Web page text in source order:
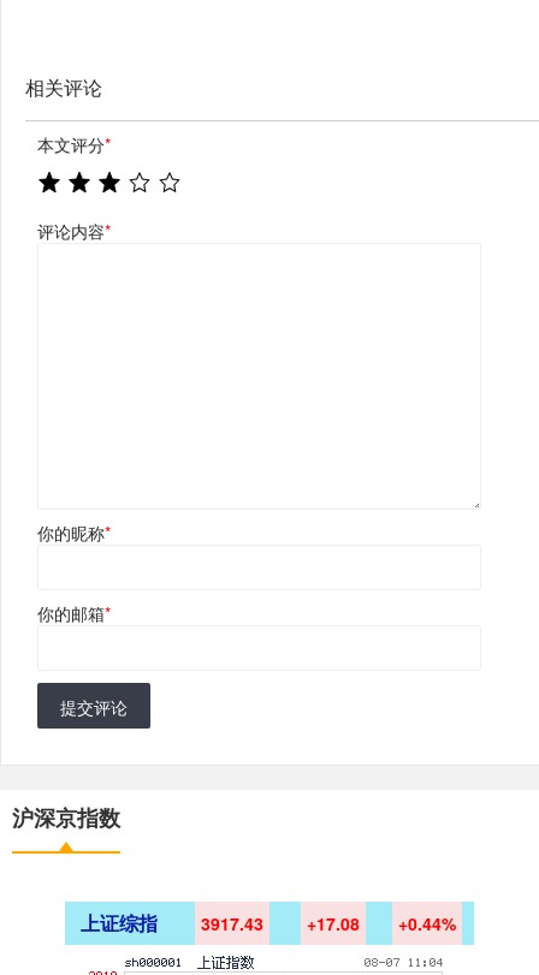
相关评论
本文评分*
评论内容*
你的昵称*
你的邮箱*
提交评论
沪深京指数
上证综指 3917.43 +17.08 +0.44%